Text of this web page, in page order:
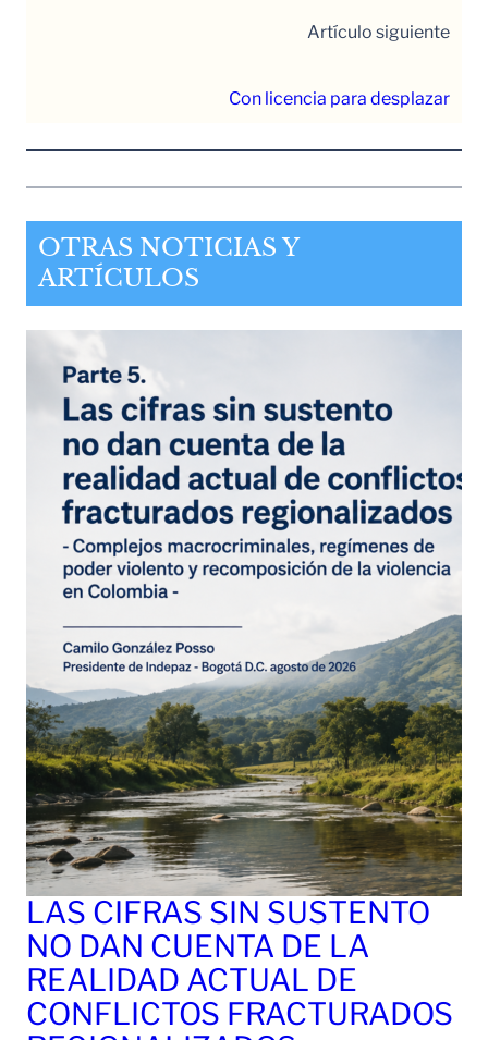
Artículo siguiente
Con licencia para desplazar
OTRAS NOTICIAS Y
ARTÍCULOS
LAS CIFRAS SIN SUSTENTO
NO DAN CUENTA DE LA
REALIDAD ACTUAL DE
CONFLICTOS FRACTURADOS